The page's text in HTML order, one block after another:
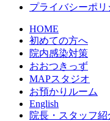
プライバシーポリ
HOME
初めての方へ
院内感染対策
おおつきっず
MAPスタジオ
お預かりルーム
English
院長・スタッフ紹